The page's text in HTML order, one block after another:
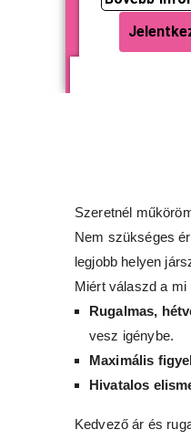
Szeretnél
Nem szükséges
legjobb helyen
Miért válaszd a mi
Rugalmas,
vesz igénybe.
Maximális
Hivatalos
Kedvező ár és